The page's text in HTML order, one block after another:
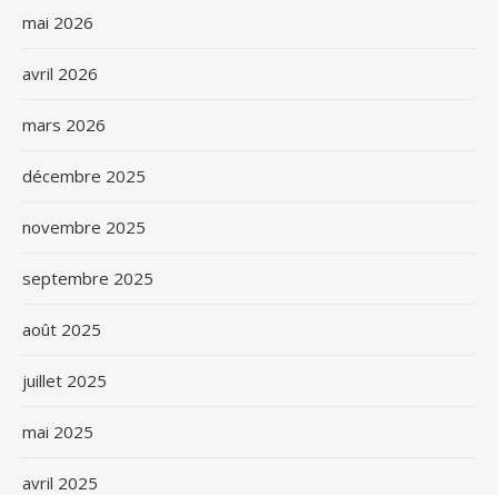
mai 2026
avril 2026
mars 2026
décembre 2025
novembre 2025
septembre 2025
août 2025
juillet 2025
mai 2025
avril 2025